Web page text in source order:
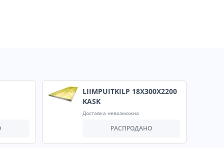
LIIMPUITKILP 18X300X2200
KASK
Доставка невозможна
РАСПРОДАНО